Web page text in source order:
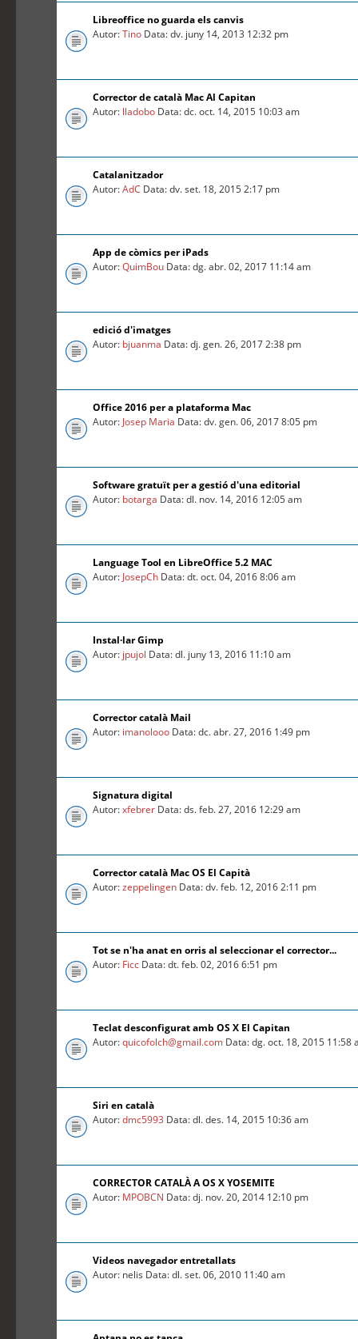
Libreoffice no guarda els canvis
Autor:Tino Data: dv. juny 14, 2013 12:32 pm
Corrector de català Mac Al Capitan
Autor: lladobo Data: dc. oct. 14, 2015 10:03 am
Catalanitzador
Autor:AdC Data: dv. set. 18, 2015 2:17 pm
App de còmics per iPads
Autor:QuimBou Data: dg. abr. 02, 2017 11:14 am
edició d'imatges
Autor: bjuanma Data: dj. gen. 26, 2017 2:38 pm
Office 2016 per a plataforma Mac
Autor: Josep Maria Data: dv. gen. 06, 2017 8:05 pm
Software gratuït per a gestió d'una editorial
Autor: botarga Data: dl. nov. 14, 2016 12:05 am
Language Tool en LibreOffice 5.2 MAC
Autor: JosepCh Data: dt. oct. 04, 2016 8:06 am
Instal·lar Gimp
Autor: jpujol Data: dl. juny 13, 2016 11:10 am
Corrector català Mail
Autor: imanolooo Data: dc. abr. 27, 2016 1:49 pm
Signatura digital
Autor:xfebrer Data: ds. feb. 27, 2016 12:29 am
Corrector català Mac OS El Capità
Autor:zeppelingen Data: dv. feb. 12, 2016 2:11 pm
Tot se n'ha anat en orris al seleccionar el corrector...
Autor: Ficc Data: dt. feb. 02, 2016 6:51 pm
Teclat desconfigurat amb OS X El Capitan
Autor:quicofolch@gmail.com Data: dg. oct. 18, 2015 11:58
Siri en català
Autor:dmc5993 Data: dl. des. 14, 2015 10:36 am
CORRECTOR CATALÀ A OS X YOSEMITE
Autor: MPOBCN Data: dj. nov. 20, 2014 12:10 pm
Videos navegador entretallats
Autor: nelis Data: dl. set. 06, 2010 11:40 am